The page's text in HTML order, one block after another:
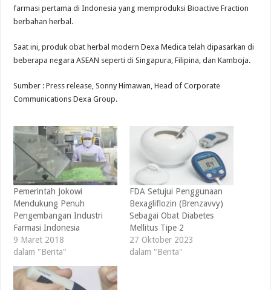
farmasi pertama di Indonesia yang memproduksi Bioactive Fraction
berbahan herbal.
Saat ini, produk obat herbal modern Dexa Medica telah dipasarkan di
beberapa negara ASEAN seperti di Singapura, Filipina, dan Kamboja.
Sumber : Press release, Sonny Himawan, Head of Corporate
Communications Dexa Group.
Pemerintah Jokowi
Mendukung Penuh
Pengembangan Industri
Farmasi Indonesia
9 Maret 2018
dalam "Berita"
FDA Setujui Penggunaan
Bexagliflozin (Brenzavvy)
Sebagai Obat Diabetes
Mellitus Tipe 2
27 Oktober 2023
dalam "Berita"